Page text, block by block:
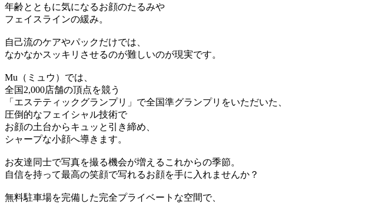
年齢とともに気になるお顔のたるみや
フェイスラインの緩み。
自己流のケアやパックだけでは、
なかなかスッキリさせるのが難しいのが現実です。
Mu（ミュウ）では、
全国2,000店舗の頂点を競う
「エステティックグランプリ」で全国準グランプリをいただいた、
圧倒的なフェイシャル技術で
お顔の土台からキュッと引き締め、
シャープな小顔へ導きます。
お友達同士で写真を撮る機会が増えるこれからの季節。
自信を持って最高の笑顔で写れるお顔を手に入れませんか？
無料駐車場を完備した完全プライベートな空間で、